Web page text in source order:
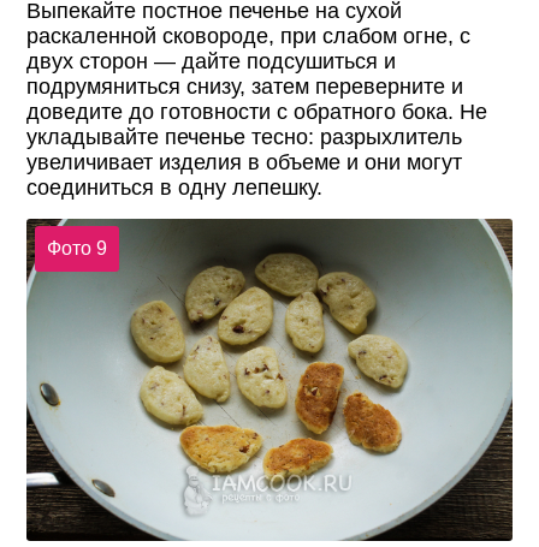
Выпекайте постное печенье на сухой
раскаленной сковороде, при слабом огне, с
двух сторон — дайте подсушиться и
подрумяниться снизу, затем переверните и
доведите до готовности с обратного бока. Не
укладывайте печенье тесно: разрыхлитель
увеличивает изделия в объеме и они могут
соединиться в одну лепешку.
Фото 9